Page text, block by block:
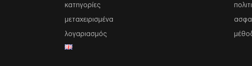
κατηγορίες
μεταχειρισμένα
λογαριασμός